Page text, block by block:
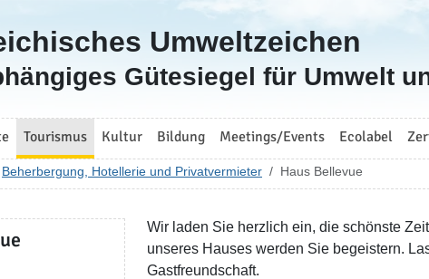
Umweltzeichen
Gütesiegel für Umwelt
Tourismus Kultur Bildung Meetings/Events Ecolabel
Beherbergung, Hotellerie und Privatvermieter Haus Bellevue
Wir laden Sie herzlich ein, die schönste
unseres Hauses werden Sie begeistern.
Gastfreundschaft.